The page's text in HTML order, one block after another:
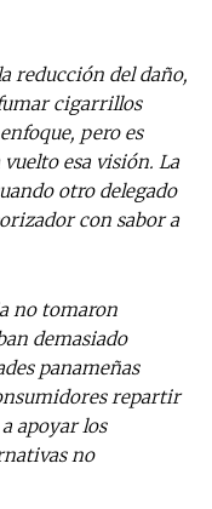
reducción del daño,
cigarrillos
pero es
esa visión. La
otro delegado
con sabor a
no tomaron
demasiado
panameñas
repartir
apoyar los
no